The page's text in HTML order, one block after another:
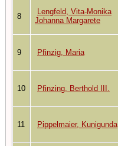
8
Lengfeld, Vita-Monika
Johanna Margarete
9 Pfinzig, Maria
10 Pfinzing, Berthold III.
11 Pippelmaier, Kunigunda